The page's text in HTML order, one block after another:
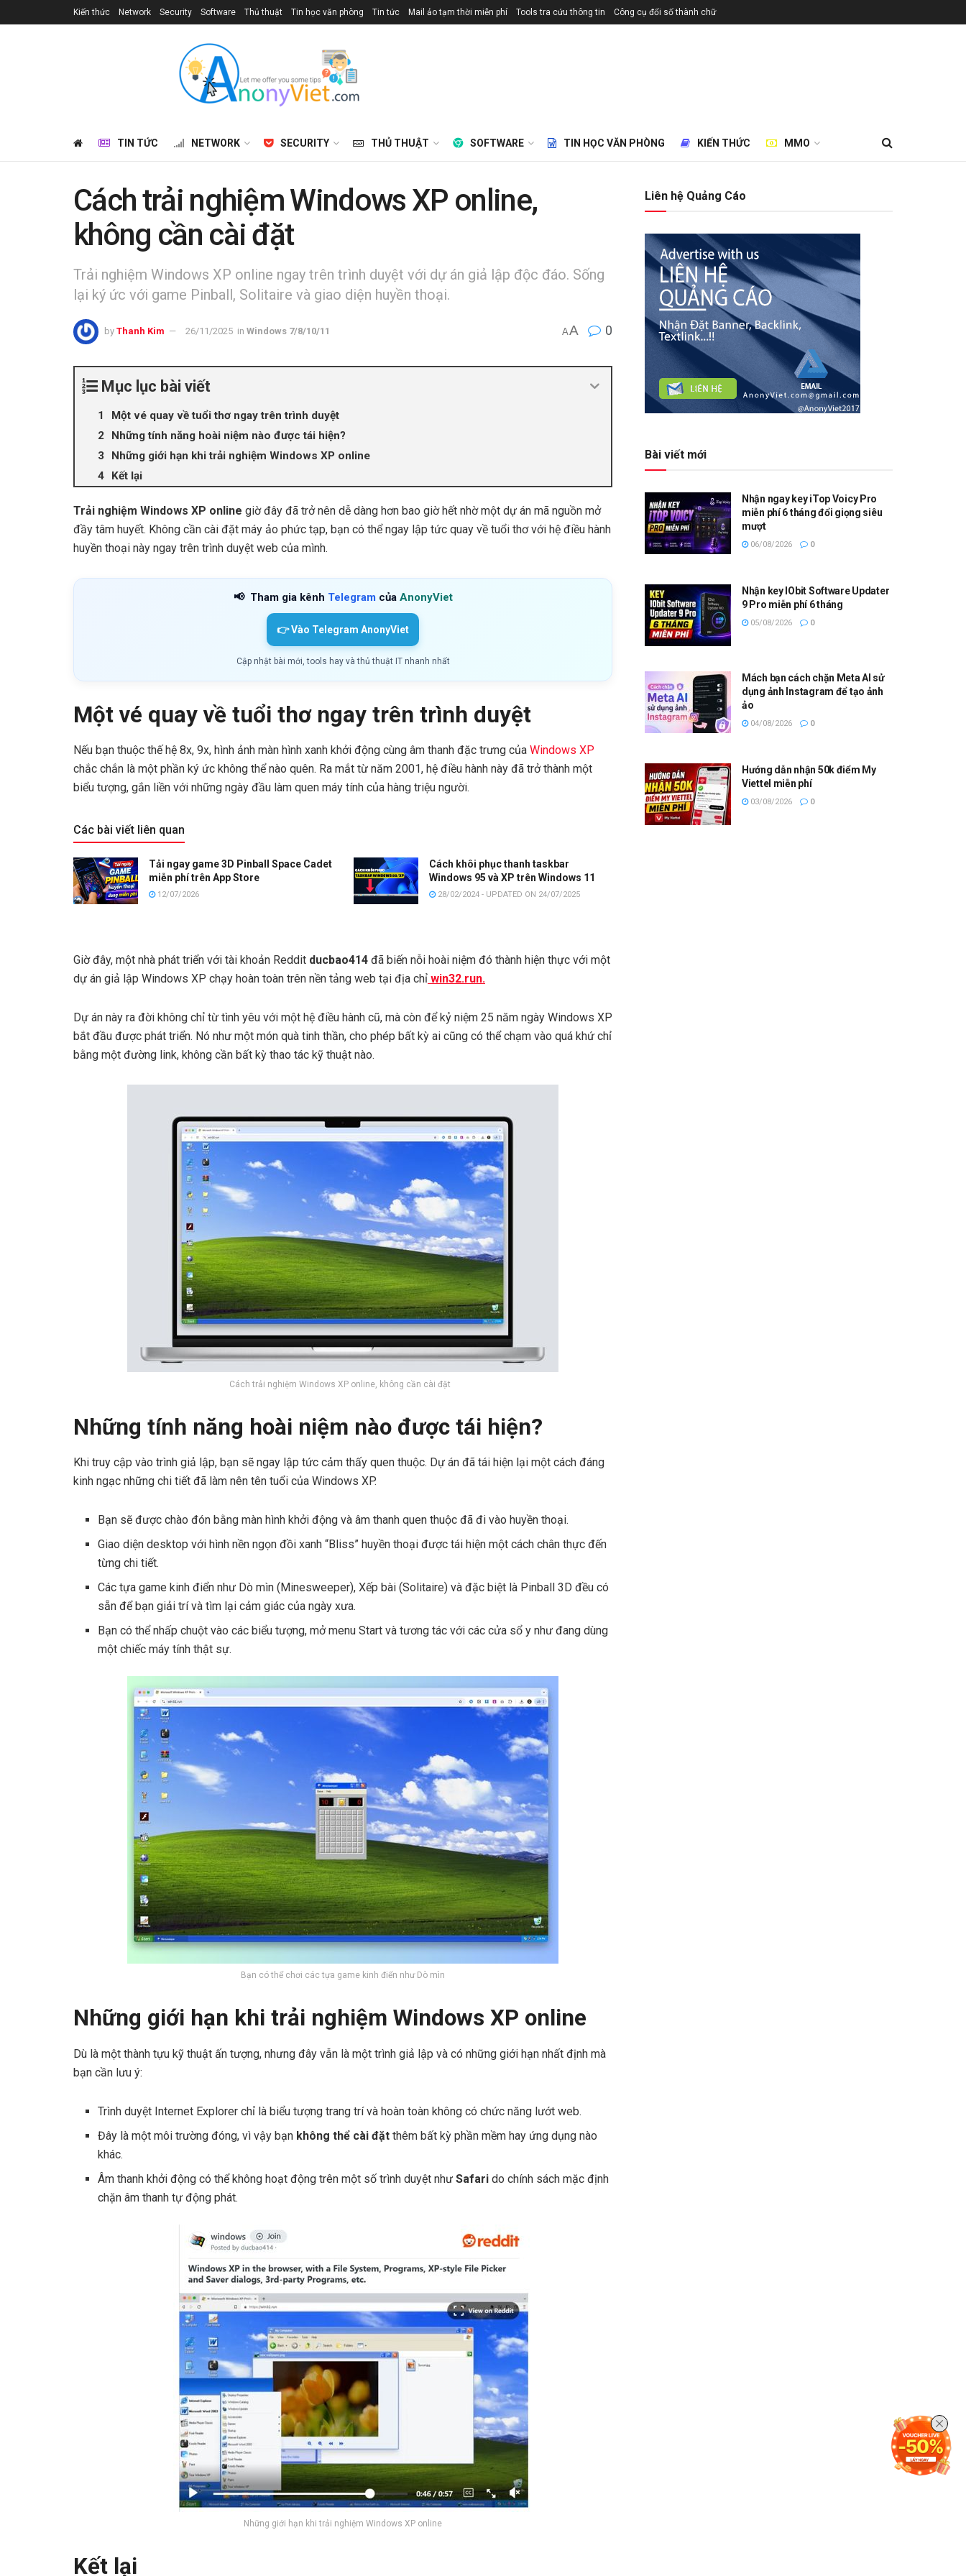
Kiến thức Network Security Software Thủ thuật Tin học văn phòng Tin tức Mail ảo tạm thời miễn phí Tools tra cứu thông tin Công cụ đổi số thành chữ
TIN TỨC NETWORK SECURITY THỦ THUẬT SOFTWARE TIN HỌC VĂN PHÒNG KIẾN THỨC MMO
Cách trải nghiệm Windows XP online,
không cần cài đặt
Trải nghiệm Windows XP online ngay trên trình duyệt với dự án giả lập độc đáo. Sống
lại ký ức với game Pinball, Solitaire và giao diện huyền thoại.
by Thanh Kim 26/11/2025 in Windows 7/8/10/11 AA 0
Mục lục bài viết
Một vé quay về tuổi thơ ngay trên trình duyệt
Những tính năng hoài niệm nào được tái hiện?
Những giới hạn khi trải nghiệm Windows XP online
Kết lại
Trải nghiệm Windows XP online giờ đây đã trở nên dễ dàng hơn bao giờ hết nhờ một dự án mã nguồn mở
đầy tâm huyết. Không cần cài đặt máy ảo phức tạp, bạn có thể ngay lập tức quay về tuổi thơ với hệ điều hành
huyền thoại này ngay trên trình duyệt web của mình.
📢 Tham gia kênh Telegram của AnonyViet
👉 Vào Telegram AnonyViet
Cập nhật bài mới, tools hay và thủ thuật IT nhanh nhất
Một vé quay về tuổi thơ ngay trên trình duyệt
Nếu bạn thuộc thế hệ 8x, 9x, hình ảnh màn hình xanh khởi động cùng âm thanh đặc trưng của Windows XP
chắc chắn là một phần ký ức không thể nào quên. Ra mắt từ năm 2001, hệ điều hành này đã trở thành một
biểu tượng, gắn liền với những ngày đầu làm quen máy tính của hàng triệu người.
Các bài viết liên quan
Tải ngay game 3D Pinball Space Cadet
miễn phí trên App Store
12/07/2026
Cách khôi phục thanh taskbar
Windows 95 và XP trên Windows 11
28/02/2024 - UPDATED ON 24/07/2025
Giờ đây, một nhà phát triển với tài khoản Reddit ducbao414 đã biến nỗi hoài niệm đó thành hiện thực với một
dự án giả lập Windows XP chạy hoàn toàn trên nền tảng web tại địa chỉ win32.run.
Dự án này ra đời không chỉ từ tình yêu với một hệ điều hành cũ, mà còn để kỷ niệm 25 năm ngày Windows XP
bắt đầu được phát triển. Nó như một món quà tinh thần, cho phép bất kỳ ai cũng có thể chạm vào quá khứ chỉ
bằng một đường link, không cần bất kỳ thao tác kỹ thuật nào.
Cách trải nghiệm Windows XP online, không cần cài đặt
Những tính năng hoài niệm nào được tái hiện?
Khi truy cập vào trình giả lập, bạn sẽ ngay lập tức cảm thấy quen thuộc. Dự án đã tái hiện lại một cách đáng
kinh ngạc những chi tiết đã làm nên tên tuổi của Windows XP.
Bạn sẽ được chào đón bằng màn hình khởi động và âm thanh quen thuộc đã đi vào huyền thoại.
Giao diện desktop với hình nền ngọn đồi xanh “Bliss” huyền thoại được tái hiện một cách chân thực đến
từng chi tiết.
Các tựa game kinh điển như Dò mìn (Minesweeper), Xếp bài (Solitaire) và đặc biệt là Pinball 3D đều có
sẵn để bạn giải trí và tìm lại cảm giác của ngày xưa.
Bạn có thể nhấp chuột vào các biểu tượng, mở menu Start và tương tác với các cửa sổ y như đang dùng
một chiếc máy tính thật sự.
Bạn có thể chơi các tựa game kinh điển như Dò mìn
Những giới hạn khi trải nghiệm Windows XP online
Dù là một thành tựu kỹ thuật ấn tượng, nhưng đây vẫn là một trình giả lập và có những giới hạn nhất định mà
bạn cần lưu ý:
Trình duyệt Internet Explorer chỉ là biểu tượng trang trí và hoàn toàn không có chức năng lướt web.
Đây là một môi trường đóng, vì vậy bạn không thể cài đặt thêm bất kỳ phần mềm hay ứng dụng nào
khác.
Âm thanh khởi động có thể không hoạt động trên một số trình duyệt nhưSafari do chính sách mặc định
chặn âm thanh tự động phát.
Những giới hạn khi trải nghiệm Windows XP online
Kết lại
Liên hệ Quảng Cáo
Bài viết mới
Nhận ngay key iTop Voicy Pro
miễn phí 6 tháng đổi giọng siêu
mượt
06/08/2026 0
Nhận key IObit Software Updater
9 Pro miễn phí 6 tháng
05/08/2026 0
Mách bạn cách chặn Meta AI sử
dụng ảnh Instagram để tạo ảnh
ảo
04/08/2026 0
Hướng dẫn nhận 50k điểm My
Viettel miễn phí
03/08/2026 0